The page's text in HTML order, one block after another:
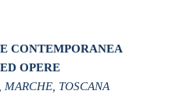
CONTEMPORANEA
OPERE
TOSCANA